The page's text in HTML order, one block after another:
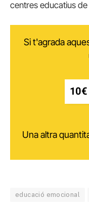
centres educatius de
Si t'agrada
10€
Una altra
educació emocional